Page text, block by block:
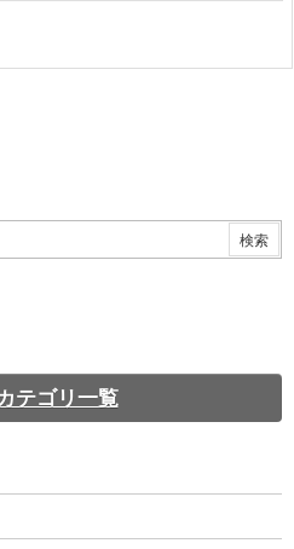
テゴリ一覧